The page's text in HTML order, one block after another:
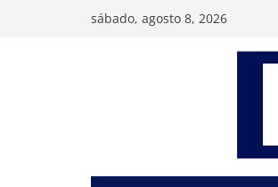
sábado, agosto 8, 2026